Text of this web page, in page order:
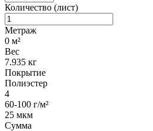
Количество (лист)
Метраж
0 м²
Вес
7.935 кг
Покрытие
Полиэстер
4
60-100 г/м²
25 мкм
Сумма